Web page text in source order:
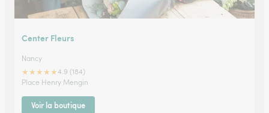
Center Fleurs
Nancy
★★★★★4.9 (184)
Place Henry Mengin
Voir la boutique